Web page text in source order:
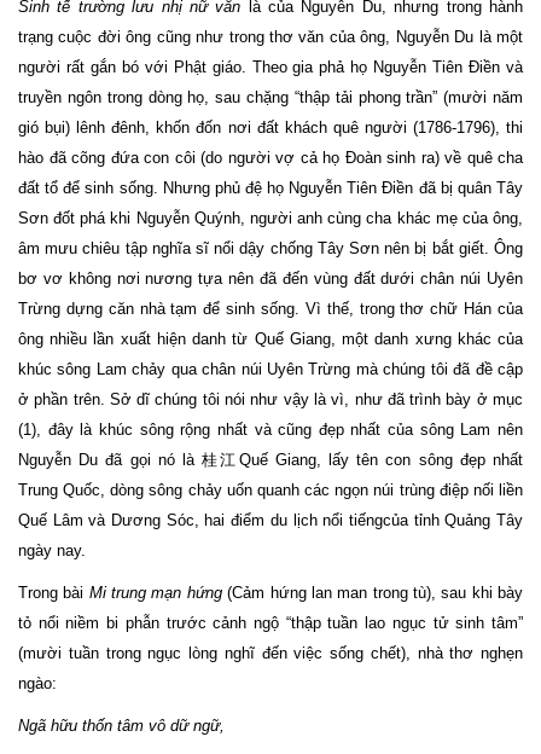
Sinh tế trường lưu nhị nữ văn là của Nguyễn Du, nhưng trong hành
trạng cuộc đời ông cũng như trong thơ văn của ông, Nguyễn Du là một
người rất gắn bó với Phật giáo. Theo gia phả họ Nguyễn Tiên Điền và
truyền ngôn trong dòng họ, sau chặng “thập tải phong trần” (mười năm
gió bụi) lênh đênh, khốn đốn nơi đất khách quê người (1786-1796), thi
hào đã cõng đứa con côi (do người vợ cả họ Đoàn sinh ra) về quê cha
đất tổ để sinh sống. Nhưng phủ đệ họ Nguyễn Tiên Điền đã bị quân Tây
Sơn đốt phá khi Nguyễn Quýnh, người anh cùng cha khác mẹ của ông,
âm mưu chiêu tập nghĩa sĩ nổi dậy chống Tây Sơn nên bị bắt giết. Ông
bơ vơ không nơi nương tựa nên đã đến vùng đất dưới chân núi Uyên
Trừng dựng căn nhà tạm để sinh sống. Vì thế, trong thơ chữ Hán của
ông nhiều lần xuất hiện danh từ Quế Giang, một danh xưng khác của
khúc sông Lam chảy qua chân núi Uyên Trừng mà chúng tôi đã đề cập
ở phần trên. Sở dĩ chúng tôi nói như vậy là vì, như đã trình bày ở mục
(1), đây là khúc sông rộng nhất và cũng đẹp nhất của sông Lam nên
Nguyễn Du đã gọi nó là 桂江Quế Giang, lấy tên con sông đẹp nhất
Trung Quốc, dòng sông chảy uốn quanh các ngọn núi trùng điệp nối liền
Quế Lâm và Dương Sóc, hai điểm du lịch nổi tiếngcủa tỉnh Quảng Tây
ngày nay.
Trong bài Mi trung mạn hứng(Cảm hứng lan man trong tù), sau khi bày
tỏ nổi niềm bi phẫn trước cảnh ngộ “thập tuần lao ngục tử sinh tâm”
(mười tuần trong ngục lòng nghĩ đến việc sống chết), nhà thơ nghẹn
ngào:
Ngã hữu thốn tâm vô dữ ngữ,